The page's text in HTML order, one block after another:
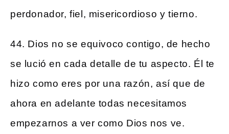
perdonador, fiel, misericordioso y tierno.
44. Dios no se equivoco contigo, de hecho
se lució en cada detalle de tu aspecto. Él te
hizo como eres por una razón, así que de
ahora en adelante todas necesitamos
empezarnos a ver como Dios nos ve.